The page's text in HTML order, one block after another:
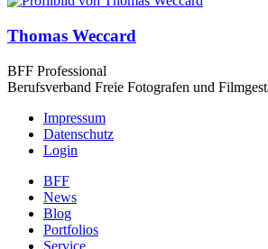
Thomas Weccard
BFF Professional
Berufsverband Freie Fotografen und
Impressum
Datenschutz
Login
BFF
News
Blog
Portfolios
Service